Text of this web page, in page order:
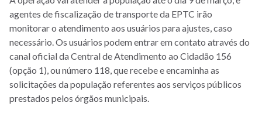
agentes de fiscalização de transporte da EPTC irão
monitorar o atendimento aos usuários para ajustes, caso
necessário. Os usuários podem entrar em contato através do
canal oficial da Central de Atendimento ao Cidadão 156
(opção 1), ou número 118, que recebe e encaminha as
solicitações da população referentes aos serviços públicos
prestados pelos órgãos municipais.